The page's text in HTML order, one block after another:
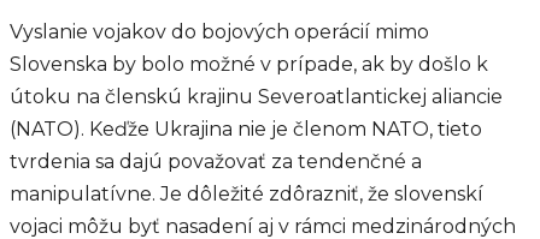
Vyslanie vojakov do bojových operácií mimo
Slovenska by bolo možné v prípade, ak by došlo k
útoku na členskú krajinu Severoatlantickej aliancie
(NATO). Keďže Ukrajina nie je členom NATO, tieto
tvrdenia sa dajú považovať za tendenčné a
manipulatívne. Je dôležité zdôrazniť, že slovenskí
vojaci môžu byť nasadení aj v rámci medzinárodných